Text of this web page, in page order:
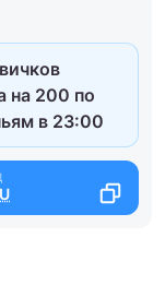
на 200 по
в 23:00